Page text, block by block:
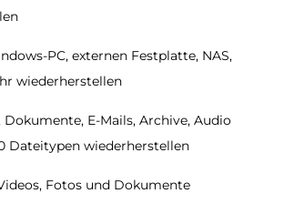
PC, externen Festplatte, NAS,
wiederherstellen
Dokumente, E-Mails, Archive, Audio
Dateitypen wiederherstellen
Fotos und Dokumente